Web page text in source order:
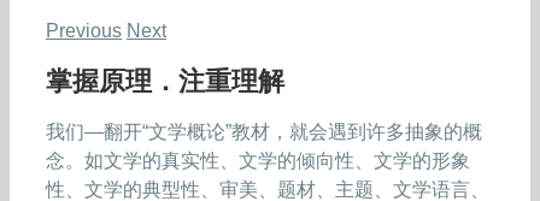
Previous Next
掌握原理．注重理解
我们—翻开“文学概论”教材，就会遇到许多抽象的概
念。如文学的真实性、文学的倾向性、文学的形象
性、文学的典型性、审美、题材、主题、文学语言、